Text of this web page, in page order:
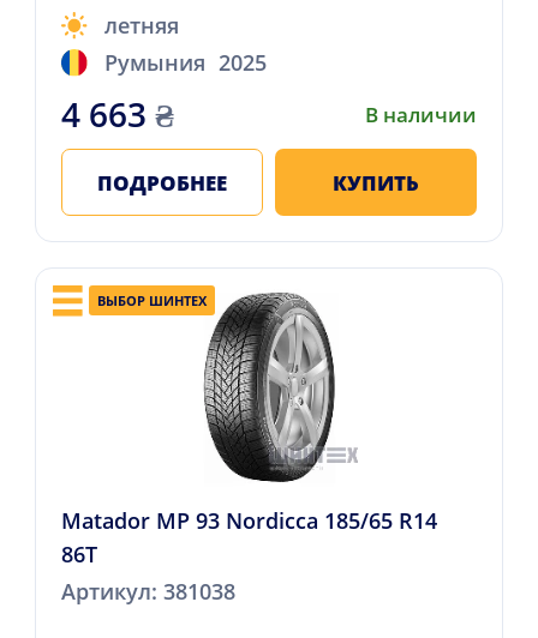
летняя
Румыния 2025
4 663 ₴ В наличии
ПОДРОБНЕЕ КУПИТЬ
ВЫБОР ШИНТЕХ
Matador MP 93 Nordicca 185/65 R14
86T
Артикул: 381038